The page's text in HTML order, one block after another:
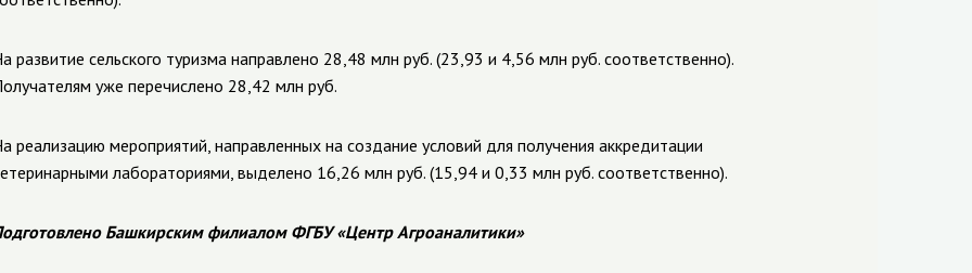
развитие сельского туризма направлено 28,48 млн руб. (23,93 и 4,56 млн руб. соответственно).
уже перечислено 28,42 млн руб.
реализацию мероприятий, направленных на создание условий для получения аккредитации
лабораториями, выделено 16,26 млн руб. (15,94 и 0,33 млн руб. соответственно).
Башкирским филиалом ФГБУ «Центр Агроаналитики»